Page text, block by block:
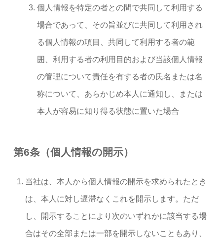
個人情報を特定の者との間で共同して利用する
場合であって、その旨並びに共同して利用され
る個人情報の項目、共同して利用する者の範
囲、利用する者の利用目的および当該個人情報
の管理について責任を有する者の氏名または名
称について、あらかじめ本人に通知し、または
本人が容易に知り得る状態に置いた場合
第6条（個人情報の開示）
当社は、本人から個人情報の開示を求められたとき
は、本人に対し遅滞なくこれを開示します。ただ
し、開示することにより次のいずれかに該当する場
合はその全部または一部を開示しないこともあり、